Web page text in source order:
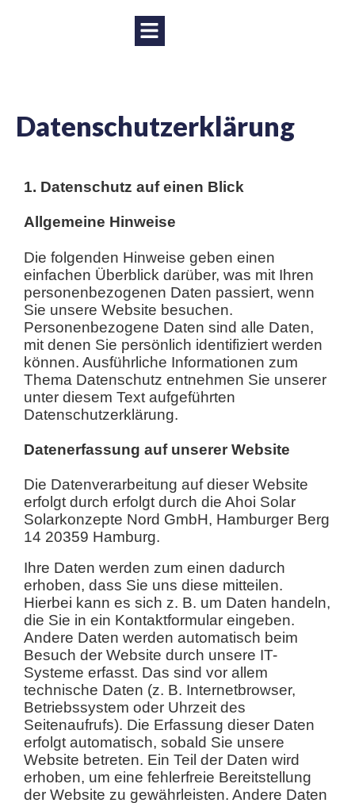
Datenschutzerklärung
1. Datenschutz auf einen Blick
Allgemeine Hinweise
Die folgenden Hinweise geben einen
einfachen Überblick darüber, was mit Ihren
personenbezogenen Daten passiert, wenn
Sie unsere Website besuchen.
Personenbezogene Daten sind alle Daten,
mit denen Sie persönlich identifiziert werden
können. Ausführliche Informationen zum
Thema Datenschutz entnehmen Sie unserer
unter diesem Text aufgeführten
Datenschutzerklärung.
Datenerfassung auf unserer Website
Die Datenverarbeitung auf dieser Website
erfolgt durch erfolgt durch die Ahoi Solar
Solarkonzepte Nord GmbH, Hamburger Berg
14 20359 Hamburg.
Ihre Daten werden zum einen dadurch
erhoben, dass Sie uns diese mitteilen.
Hierbei kann es sich z. B. um Daten handeln,
die Sie in ein Kontaktformular eingeben.
Andere Daten werden automatisch beim
Besuch der Website durch unsere IT-
Systeme erfasst. Das sind vor allem
technische Daten (z. B. Internetbrowser,
Betriebssystem oder Uhrzeit des
Seitenaufrufs). Die Erfassung dieser Daten
erfolgt automatisch, sobald Sie unsere
Website betreten. Ein Teil der Daten wird
erhoben, um eine fehlerfreie Bereitstellung
der Website zu gewährleisten. Andere Daten